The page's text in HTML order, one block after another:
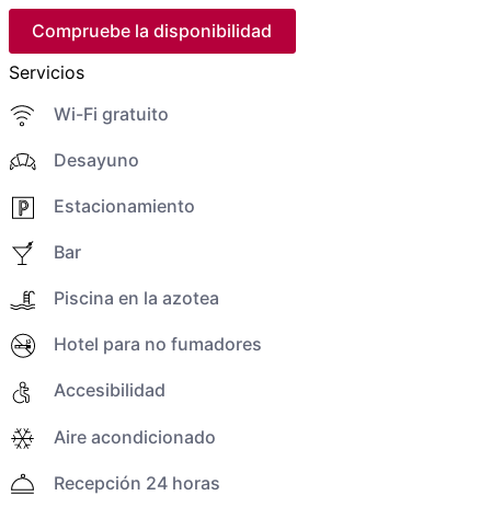
Compruebe la disponibilidad
Servicios
Wi-Fi gratuito
Desayuno
Estacionamiento
Bar
Piscina en la azotea
Hotel para no fumadores
Accesibilidad
Aire acondicionado
Recepción 24 horas